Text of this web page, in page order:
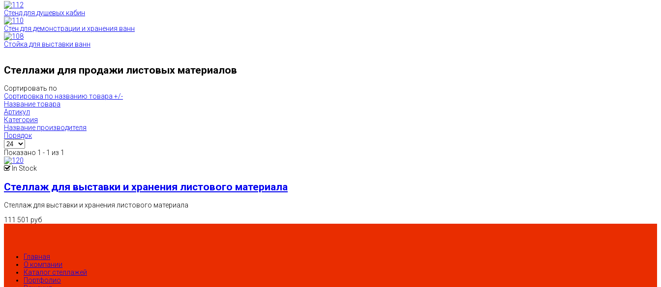
Стенд для душевых кабин
Стен для демонстрации и хранения ванн
Стойка для выставки ванн
Стеллажи для продажи листовых материалов
Сортировать по
Сортировка по названию товара +/-
Название товара
Артикул
Категория
Название производителя
Порядок
Показано 1 - 1 из 1
In Stock
Стеллаж для выставки и хранения листового материала
Стеллаж для выставки и хранения листового материала
111 501 руб
Главная
О компании
Каталог стеллажей
Портфолио